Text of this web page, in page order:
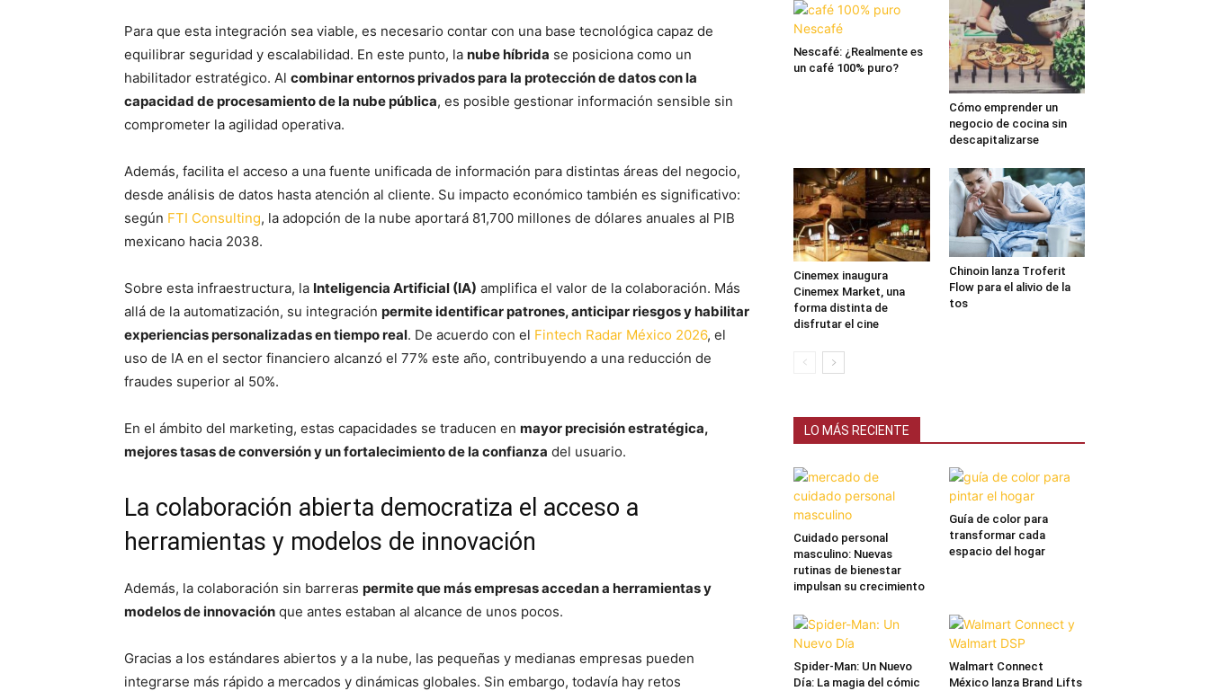
Para que esta integración sea viable, es necesario contar con una base tecnológica capaz de
equilibrar seguridad y escalabilidad. En este punto, la nube híbrida se posiciona como un
habilitador estratégico. Al combinar entornos privados para la protección de datos con la
capacidad de procesamiento de la nube pública, es posible gestionar información sensible sin
comprometer la agilidad operativa.
Además, facilita el acceso a una fuente unificada de información para distintas áreas del negocio,
desde análisis de datos hasta atención al cliente. Su impacto económico también es significativo:
según FTI Consulting, la adopción de la nube aportará 81,700 millones de dólares anuales al PIB
mexicano hacia 2038.
Sobre esta infraestructura, la Inteligencia Artificial (IA) amplifica el valor de la colaboración. Más
allá de la automatización, su integración permite identificar patrones, anticipar riesgos y habilitar
experiencias personalizadas en tiempo real. De acuerdo con el Fintech Radar México 2026, el
uso de IA en el sector financiero alcanzó el 77% este año, contribuyendo a una reducción de
fraudes superior al 50%.
En el ámbito del marketing, estas capacidades se traducen en mayor precisión estratégica,
mejores tasas de conversión y un fortalecimiento de la confianza del usuario.
La colaboración abierta democratiza el acceso a
herramientas y modelos de innovación
Además, la colaboración sin barreras permite que más empresas accedan a herramientas y
modelos de innovación que antes estaban al alcance de unos pocos.
Gracias a los estándares abiertos y a la nube, las pequeñas y medianas empresas pueden
integrarse más rápido a mercados y dinámicas globales. Sin embargo, todavía hay retos
Nescafé: ¿Realmente es
un café 100% puro?
Cómo emprender un
negocio de cocina sin
descapitalizarse
Cinemex inaugura
Cinemex Market, una
forma distinta de
disfrutar el cine
Chinoin lanza Troferit
Flow para el alivio de la
tos
LO MÁS RECIENTE
Cuidado personal
masculino: Nuevas
rutinas de bienestar
impulsan su crecimiento
Guía de color para
transformar cada
espacio del hogar
Spider-Man: Un Nuevo
Día: La magia del cómic
Walmart Connect
México lanza Brand Lifts